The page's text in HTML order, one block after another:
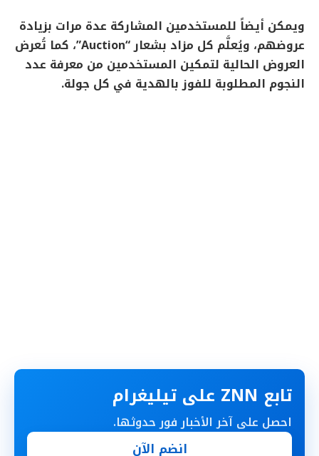
ويمكن أيضاً للمستخدمين المشاركة عدة مرات بزيادة
عروضهم، ويُعلَّم كل مزاد بشعار “Auction”، كما تُعرض
العروض الحالية لتمكين المستخدمين من معرفة عدد
النجوم المطلوبة للفوز بالهدية في كل جولة.
تابع ZNN على تيليغرام
احصل على آخر الأخبار فور حدوثها.
انضم الآن